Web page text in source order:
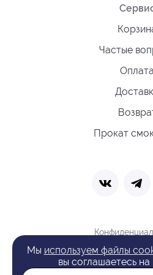
Частые
Оплата
Прокат
Политика
Оферта
Поиск
Мы используем файлы
вы соглашаетесь